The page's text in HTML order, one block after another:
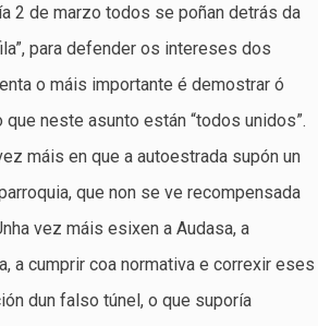
2 de marzo todos se poñan detrás da
para defender os intereses dos
o máis importante é demostrar ó
neste asunto están “todos unidos”.
máis en que a autoestrada supón un
que non se ve recompensada
vez máis esixen a Audasa, a
a cumprir coa normativa e correxir eses
dun falso túnel, o que suporía